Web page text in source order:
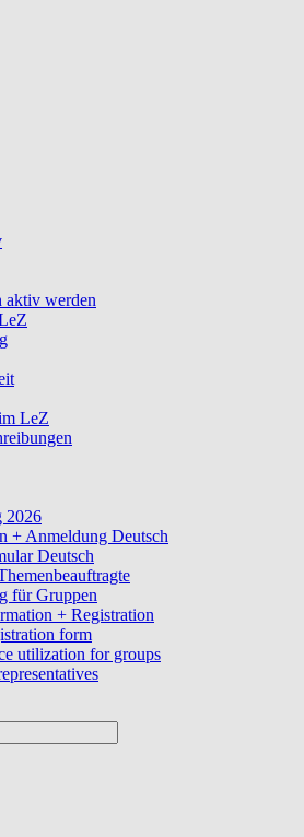
aktiv werden
LeZ
2026
+ Anmeldung Deutsch
Deutsch
für Gruppen
+ Registration
form
utilization for groups